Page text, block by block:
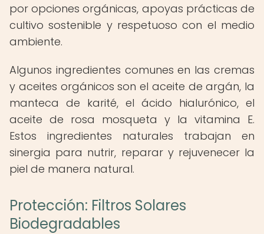
por opciones orgánicas, apoyas prácticas de
cultivo sostenible y respetuoso con el medio
ambiente.
Algunos ingredientes comunes en las cremas
y aceites orgánicos son el aceite de argán, la
manteca de karité, el ácido hialurónico, el
aceite de rosa mosqueta y la vitamina E.
Estos ingredientes naturales trabajan en
sinergia para nutrir, reparar y rejuvenecer la
piel de manera natural.
Protección: Filtros Solares
Biodegradables